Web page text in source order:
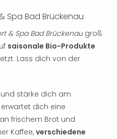
Spa Bad Brückenau
& Spa Bad Brückenaugroß
saisonale Bio-Produkte
Lass dich von der
stärke dich am
erwartet dich eine
frischem Brot und
Kaffee, verschiedene